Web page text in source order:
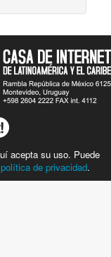
acepta su uso. Puede
política de privacidad.